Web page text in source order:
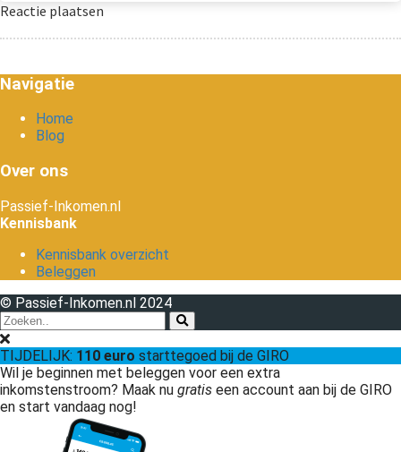
Reactie plaatsen
Navigatie
Home
Blog
Over ons
Passief-Inkomen.nl
Kennisbank
Kennisbank overzicht
Beleggen
© Passief-Inkomen.nl 2024
TIJDELIJK: 110 euro starttegoed bij de GIRO
Wil je beginnen met beleggen voor een extra
inkomstenstroom? Maak nu gratis een account aan bij de GIRO
en start vandaag nog!